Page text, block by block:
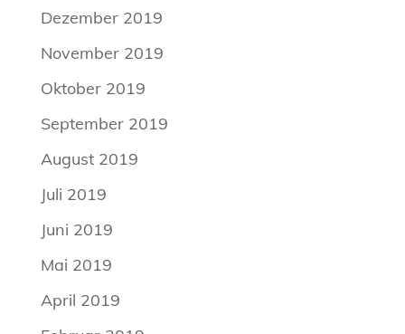
Dezember 2019
November 2019
Oktober 2019
September 2019
August 2019
Juli 2019
Juni 2019
Mai 2019
April 2019